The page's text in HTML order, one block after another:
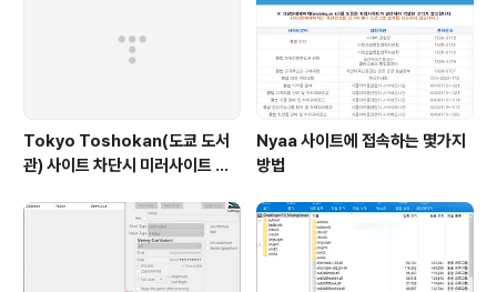
Tokyo Toshokan(도쿄 도서
관) 사이트 차단시 미러사이트 접
Nyaa 사이트에 접속하는 몇가지
방법